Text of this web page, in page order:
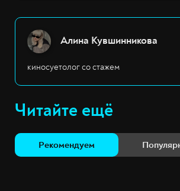
Алина Кувшинникова
киносуетолог со стажем
Читайте ещё
Рекомендуем